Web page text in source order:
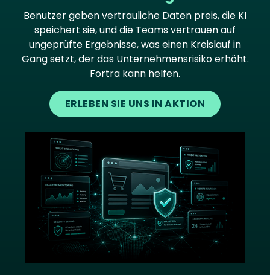
Benutzer geben vertrauliche Daten preis, die KI
speichert sie, und die Teams vertrauen auf
ungeprüfte Ergebnisse, was einen Kreislauf in
Gang setzt, der das Unternehmensrisiko erhöht.
Fortra kann helfen.
ERLEBEN SIE UNS IN AKTION